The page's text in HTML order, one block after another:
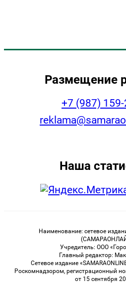
Размещение
+7 (987)
Наша
Наименование: сетевое
Учредитель: ООО
Главный редактор:
Сетевое издание
Роскомнадзором, регистрационный
от 15 сентября